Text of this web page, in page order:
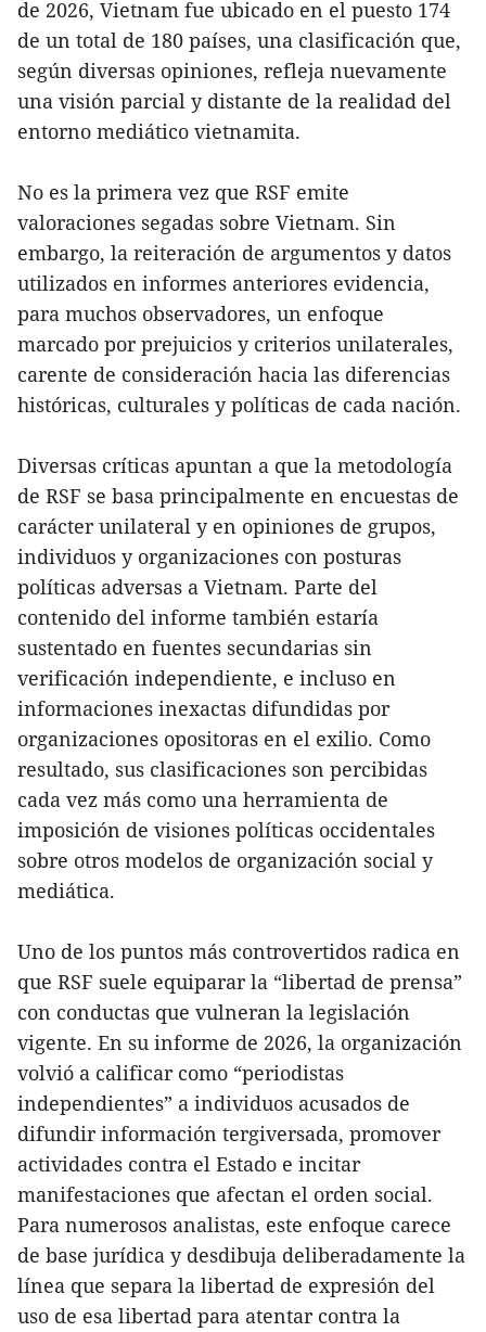
de 2026, Vietnam fue ubicado en el puesto 174
de un total de 180 países, una clasificación que,
según diversas opiniones, refleja nuevamente
una visión parcial y distante de la realidad del
entorno mediático vietnamita.
No es la primera vez que RSF emite
valoraciones segadas sobre Vietnam. Sin
embargo, la reiteración de argumentos y datos
utilizados en informes anteriores evidencia,
para muchos observadores, un enfoque
marcado por prejuicios y criterios unilaterales,
carente de consideración hacia las diferencias
históricas, culturales y políticas de cada nación.
Diversas críticas apuntan a que la metodología
de RSF se basa principalmente en encuestas de
carácter unilateral y en opiniones de grupos,
individuos y organizaciones con posturas
políticas adversas a Vietnam. Parte del
contenido del informe también estaría
sustentado en fuentes secundarias sin
verificación independiente, e incluso en
informaciones inexactas difundidas por
organizaciones opositoras en el exilio. Como
resultado, sus clasificaciones son percibidas
cada vez más como una herramienta de
imposición de visiones políticas occidentales
sobre otros modelos de organización social y
mediática.
Uno de los puntos más controvertidos radica en
que RSF suele equiparar la “libertad de prensa”
con conductas que vulneran la legislación
vigente. En su informe de 2026, la organización
volvió a calificar como “periodistas
independientes” a individuos acusados de
difundir información tergiversada, promover
actividades contra el Estado e incitar
manifestaciones que afectan el orden social.
Para numerosos analistas, este enfoque carece
de base jurídica y desdibuja deliberadamente la
línea que separa la libertad de expresión del
uso de esa libertad para atentar contra la